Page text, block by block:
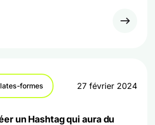
formes 27 février 2024
un Hashtag qui aura du